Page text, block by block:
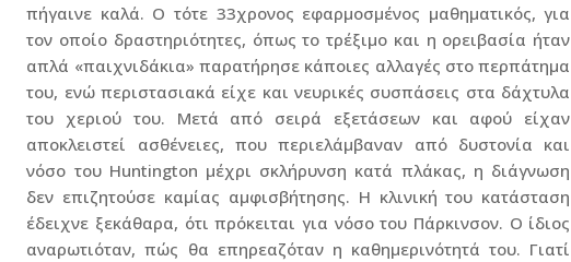
πήγαινε καλά. Ο τότε 33χρονος εφαρμοσμένος μαθηματικός, για
τον οποίο δραστηριότητες, όπως το τρέξιμο και η ορειβασία ήταν
απλά «παιχνιδάκια» παρατήρησε κάποιες αλλαγές στο περπάτημα
του, ενώ περιστασιακά είχε και νευρικές συσπάσεις στα δάχτυλα
του χεριού του. Μετά από σειρά εξετάσεων και αφού είχαν
αποκλειστεί ασθένειες, που περιελάμβαναν από δυστονία και
νόσο του Huntington μέχρι σκλήρυνση κατά πλάκας, η διάγνωση
δεν επιζητούσε καμίας αμφισβήτησης. Η κλινική του κατάσταση
έδειχνε ξεκάθαρα, ότι πρόκειται για νόσο του Πάρκινσον. Ο ίδιος
αναρωτιόταν, πώς θα επηρεαζόταν η καθημερινότητά του. Γιατί